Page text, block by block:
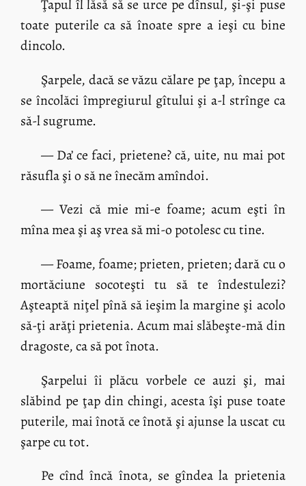
Ţapul îl lăsă să se urce pe dînsul, şi-şi puse
toate puterile ca să înoate spre a ieşi cu bine
dincolo.
Şarpele, dacă se văzu călare pe ţap, începu a
se încolăci împregiurul gîtului şi a-l strînge ca
să-l sugrume.
— Da’ ce faci, prietene? că, uite, nu mai pot
răsufla şi o să ne înecăm amîndoi.
— Vezi că mie mi-e foame; acum eşti în
mîna mea şi aş vrea să mi-o potolesc cu tine.
— Foame, foame; prieten, prieten; dară cu o
mortăciune socoteşti tu să te îndestulezi?
Aşteaptă niţel pînă să ieşim la margine şi acolo
să-ţi arăţi prietenia. Acum mai slăbeşte-mă din
dragoste, ca să pot înota.
Şarpelui îi plăcu vorbele ce auzi şi, mai
slăbind pe ţap din chingi, acesta îşi puse toate
puterile, mai înotă ce înotă şi ajunse la uscat cu
şarpe cu tot.
Pe cînd încă înota, se gîndea la prietenia